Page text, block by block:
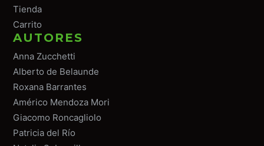
Tienda
Carrito
AUTORES
Anna Zucchetti
Alberto de Belaunde
Roxana Barrantes
Américo Mendoza Mori
Giacomo Roncagliolo
Patricia del Río